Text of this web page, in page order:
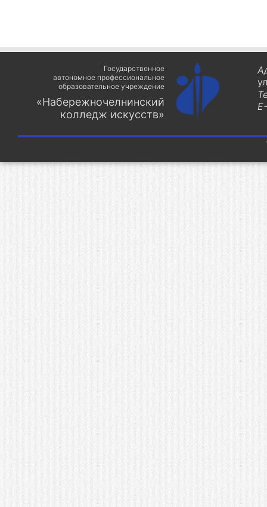
Государственное
автономное профессиональное
образовательное учреждение
«Набережночелнинский
колледж искусств»